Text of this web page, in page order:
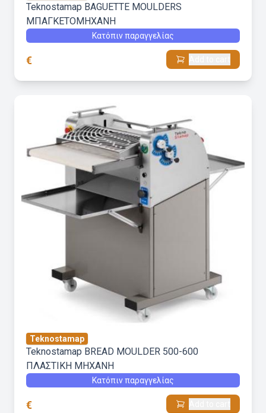
Teknostamap BAGUETTE MOULDERS
ΜΠΑΓΚΕΤΟΜΗΧΑΝΗ
Κατόπιν παραγγελίας
€
Teknostamap
Teknostamap BREAD MOULDER 500-600
ΠΛΑΣΤΙΚΗ ΜΗΧΑΝΗ
Κατόπιν παραγγελίας
€